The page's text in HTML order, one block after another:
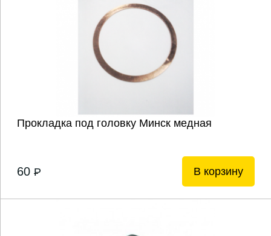
Прокладка под головку Минск медная
60 P В корзину